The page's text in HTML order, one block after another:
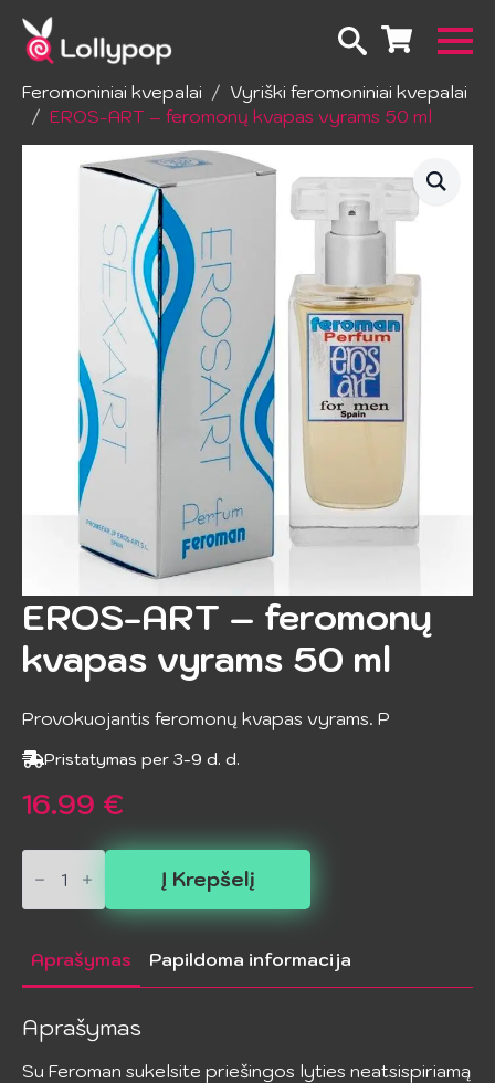
Pradžia
Erotinė kosmetika ir higiena
Feromoniniai kvepalai
Vyriški feromoniniai kvepalai
EROS-ART – feromonų kvapas vyrams 50 ml
EROS-ART – feromonų
kvapas vyrams 50 ml
Provokuojantis feromonų kvapas vyrams. P
Pristatymas per 3-9 d. d.
16.99 €
produkto
kiekis:
EROS-
ART
feromonų
kvapas
vyrams
ml
Į Krepšelį
Aprašymas Papildoma informacija
Aprašymas
Su Feroman sukelsite priešingos lyties neatsispiriamą